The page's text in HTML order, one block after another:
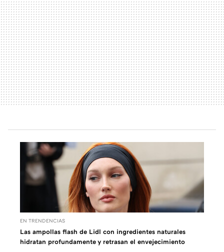
EN TRENDENCIAS
Las ampollas flash de Lidl con ingredientes naturales
hidratan profundamente y retrasan el envejecimiento